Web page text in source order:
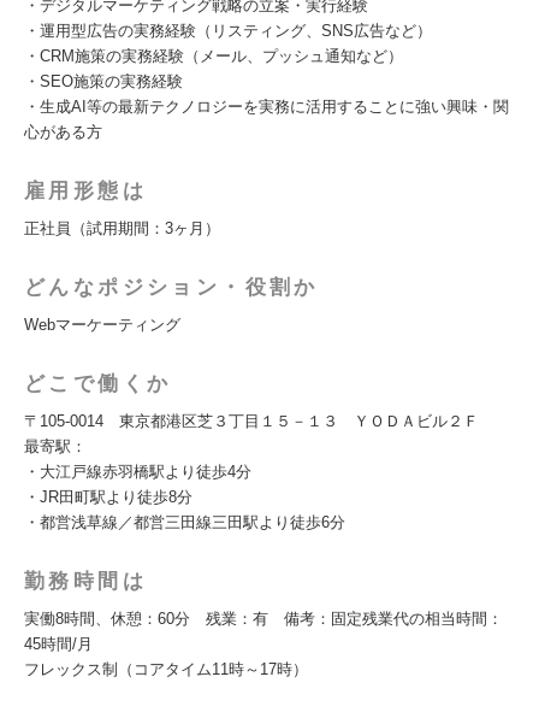
・デジタルマーケティング戦略の立案・実行経験
・運用型広告の実務経験（リスティング、SNS広告など）
・CRM施策の実務経験（メール、プッシュ通知など）
・SEO施策の実務経験
・生成AI等の最新テクノロジーを実務に活用することに強い興味・関
心がある方
雇用形態は
正社員（試用期間：3ヶ月）
どんなポジション・役割か
Webマーケーティング
どこで働くか
〒105-0014 東京都港区芝３丁目１５－１３ ＹＯＤＡビル２Ｆ
最寄駅：
・大江戸線赤羽橋駅より徒歩4分
・JR田町駅より徒歩8分
・都営浅草線／都営三田線三田駅より徒歩6分
勤務時間は
実働8時間、休憩：60分 残業：有 備考：固定残業代の相当時間：
45時間/月
フレックス制（コアタイム11時～17時）